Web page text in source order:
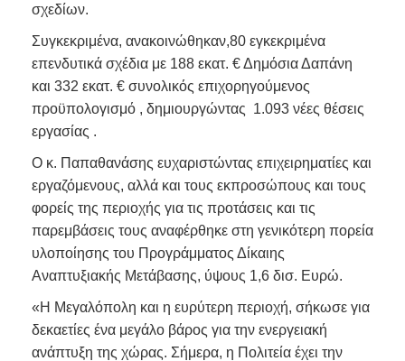
σχεδίων.
Συγκεκριμένα, ανακοινώθηκαν,80 εγκεκριμένα
επενδυτικά σχέδια με 188 εκατ. € Δημόσια Δαπάνη
και 332 εκατ. € συνολικός επιχορηγούμενος
προϋπολογισμό , δημιουργώντας 1.093 νέες θέσεις
εργασίας .
Ο κ. Παπαθανάσης ευχαριστώντας επιχειρηματίες και
εργαζόμενους, αλλά και τους εκπροσώπους και τους
φορείς της περιοχής για τις προτάσεις και τις
παρεμβάσεις τους αναφέρθηκε στη γενικότερη πορεία
υλοποίησης του Προγράμματος Δίκαιης
Αναπτυξιακής Μετάβασης, ύψους 1,6 δισ. Ευρώ.
«Η Μεγαλόπολη και η ευρύτερη περιοχή, σήκωσε για
δεκαετίες ένα μεγάλο βάρος για την ενεργειακή
ανάπτυξη της χώρας. Σήμερα, η Πολιτεία έχει την